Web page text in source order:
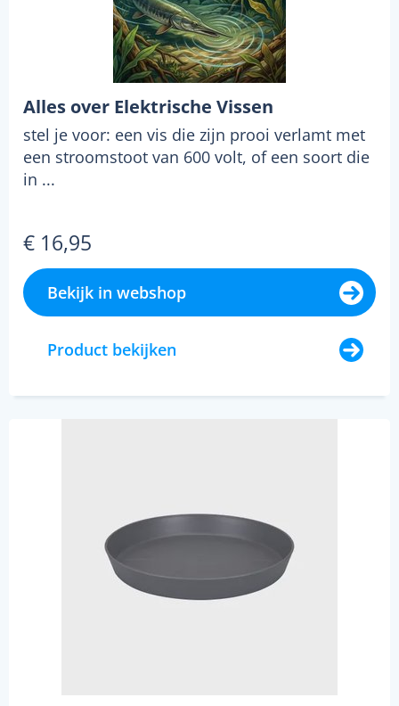
Alles over Elektrische Vissen
stel je voor: een vis die zijn prooi verlamt met
een stroomstoot van 600 volt, of een soort die
in ...
€ 16,95
Bekijk in webshop
Product bekijken